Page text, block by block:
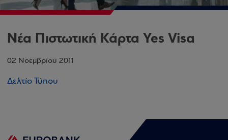
Nέα Πιστωτική Κάρτα Yes Visa
02 Νοεμβρίου 2011
Δελτίο Τύπου